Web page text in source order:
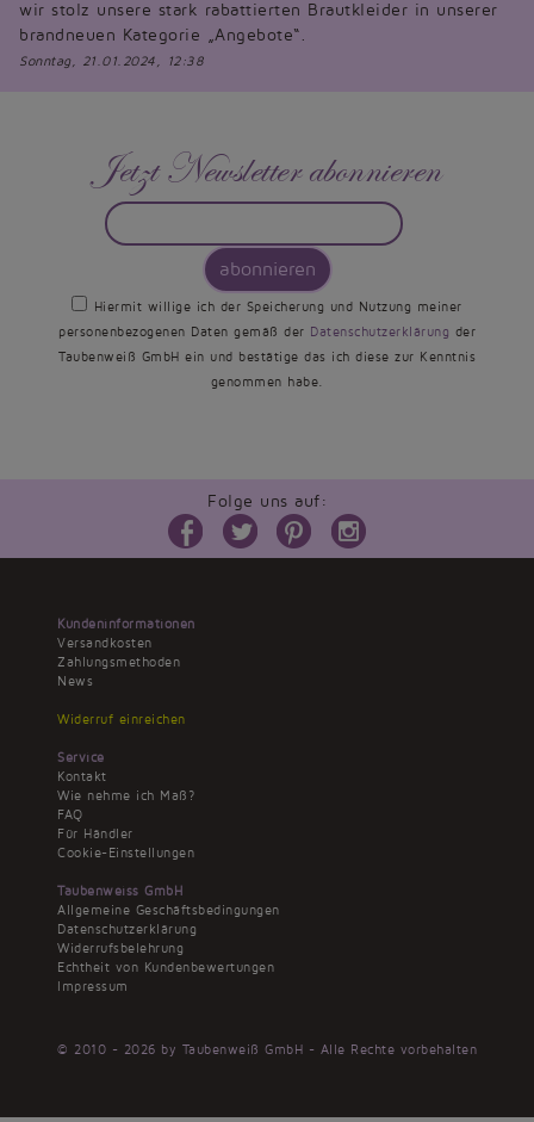
wir stolz unsere stark rabattierten Brautkleider in unserer
brandneuen Kategorie „Angebote“.
Sonntag, 21.01.2024, 12:38
Jetzt Newsletter abonnieren
abonnieren
Hiermit willige ich der Speicherung und Nutzung meiner
personenbezogenen Daten gemäß der Datenschutzerklärung der
Taubenweiß GmbH ein und bestätige das ich diese zur Kenntnis
genommen habe.
Folge uns auf:
Kundeninformationen
Versandkosten
Zahlungsmethoden
News
Widerruf einreichen
Service
Kontakt
Wie nehme ich Maß?
FAQ
Für Händler
Cookie-Einstellungen
Taubenweiss GmbH
Allgemeine Geschäftsbedingungen
Datenschutzerklärung
Widerrufsbelehrung
Echtheit von Kundenbewertungen
Impressum
© 2010 - 2026 by Taubenweiß GmbH - Alle Rechte vorbehalten